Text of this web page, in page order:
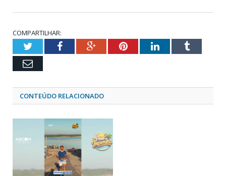
COMPARTILHAR:
TwitterFacebookGoogle+PinterestLinkedInTumblr
Email
CONTEÚDO RELACIONADO